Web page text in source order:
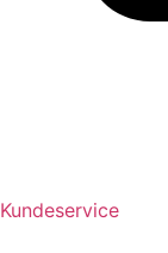
Kundeservice